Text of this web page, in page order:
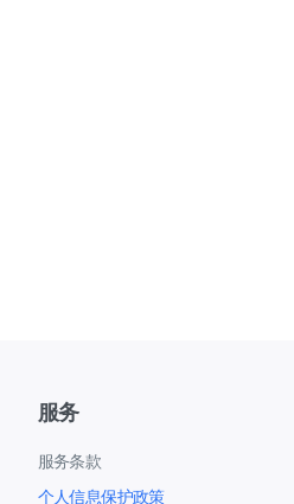
服务
服务条款
个人信息保护政策